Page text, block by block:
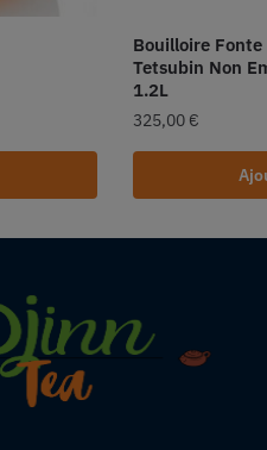
Bouilloire
Tetsubin Non
1.2L
325,00 €